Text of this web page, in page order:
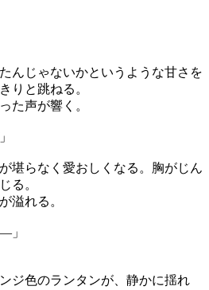
んじゃないかというような甘さを
りと跳ねる。
た声が響く。
堪らなく愛おしくなる。胸がじん
る。
溢れる。
」
ジ色のランタンが、静かに揺れ